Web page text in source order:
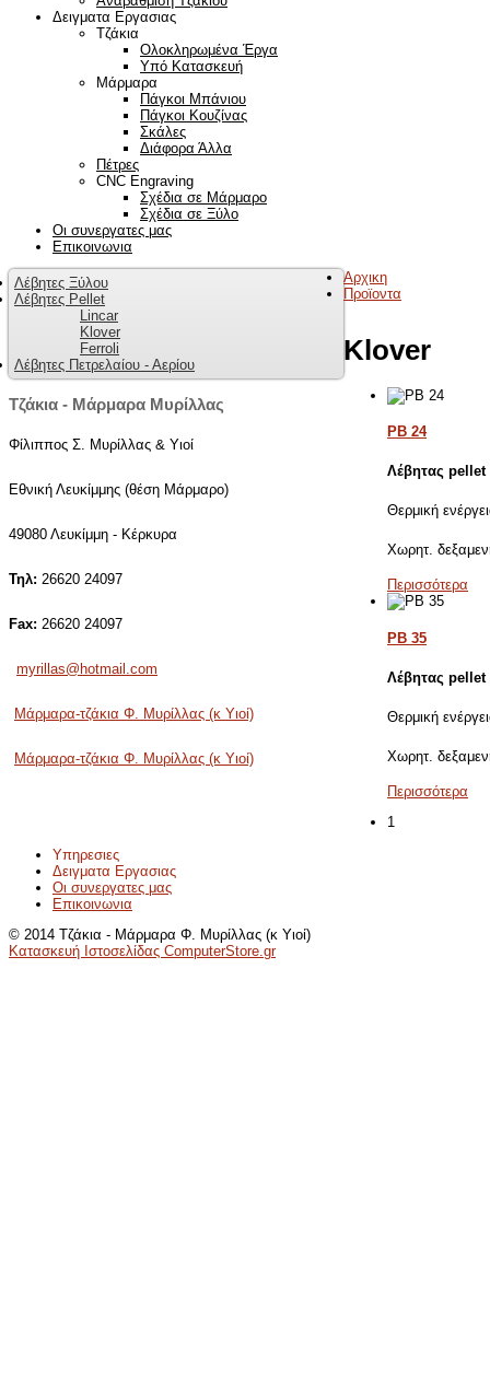
Δειγματα Εργασιας
Τζάκια
Ολοκληρωμένα Έργα
Υπό Κατασκευή
Μάρμαρα
Πάγκοι Μπάνιου
Πάγκοι Κουζίνας
Σκάλες
Διάφορα Άλλα
Πέτρες
CNC Engraving
Σχέδια σε Μάρμαρο
Σχέδια σε Ξύλο
Οι συνεργατες μας
Επικοινωνια
Λέβητες Ξύλου
Λέβητες Pellet
Lincar
Klover
Ferroli
Λέβητες Πετρελαίου - Αερίου
Τζάκια - Μάρμαρα Μυρίλλας
Φίλιππος Σ. Μυρίλλας & Υιοί
Εθνική Λευκίμμης (θέση Μάρμαρο)
49080 Λευκίμμη - Κέρκυρα
Τηλ: 26620 24097
Fax: 26620 24097
myrillas@hotmail.com
Μάρμαρα-τζάκια Φ. Μυρίλλας (κ Υιοί)
Μάρμαρα-τζάκια Φ. Μυρίλλας (κ Υιοί)
Klover
PB 24
Λέβητας pellet
Θερμική
Χωρητ.
Περισσότερα
PB 35
Λέβητας pellet
Θερμική
Χωρητ.
Περισσότερα
1
Αρχικη
Προϊοντα
Υπηρεσιες
Δειγματα Εργασιας
Οι συνεργατες μας
Επικοινωνια
© 2014 Τζάκια - Μάρμαρα Φ. Μυρίλλας (κ Υιοί)
Κατασκευή Ιστοσελίδας ComputerStore.gr